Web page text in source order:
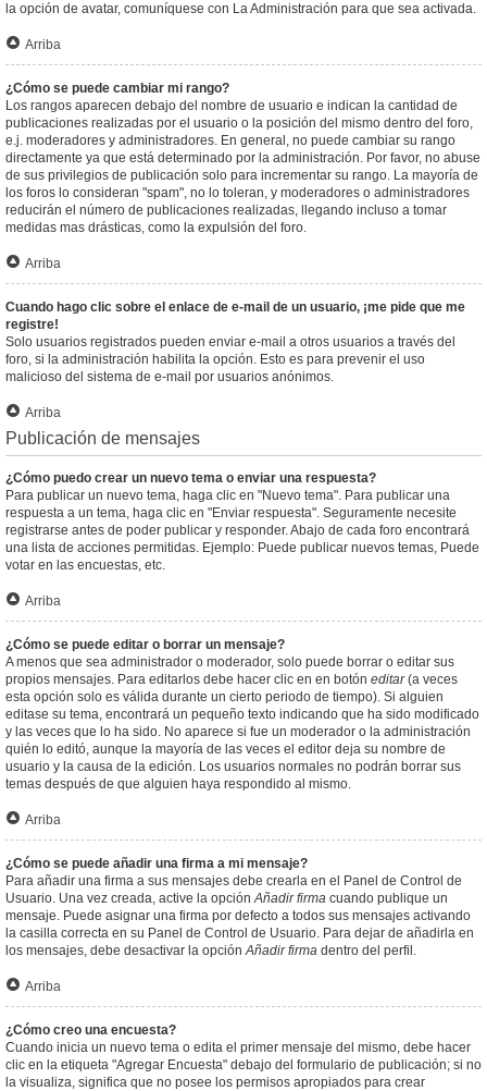
la opción de avatar, comuníquese con La Administración para que sea activada.
Arriba
¿Cómo se puede cambiar mi rango?
Los rangos aparecen debajo del nombre de usuario e indican la cantidad de
publicaciones realizadas por el usuario o la posición del mismo dentro del foro,
e.j. moderadores y administradores. En general, no puede cambiar su rango
directamente ya que está determinado por la administración. Por favor, no abuse
de sus privilegios de publicación solo para incrementar su rango. La mayoría de
los foros lo consideran "spam", no lo toleran, y moderadores o administradores
reducirán el número de publicaciones realizadas, llegando incluso a tomar
medidas mas drásticas, como la expulsión del foro.
Arriba
Cuando hago clic sobre el enlace de e-mail de un usuario, ¡me pide que me
registre!
Solo usuarios registrados pueden enviar e-mail a otros usuarios a través del
foro, si la administración habilita la opción. Esto es para prevenir el uso
malicioso del sistema de e-mail por usuarios anónimos.
Arriba
Publicación de mensajes
¿Cómo puedo crear un nuevo tema o enviar una respuesta?
Para publicar un nuevo tema, haga clic en "Nuevo tema". Para publicar una
respuesta a un tema, haga clic en "Enviar respuesta". Seguramente necesite
registrarse antes de poder publicar y responder. Abajo de cada foro encontrará
una lista de acciones permitidas. Ejemplo: Puede publicar nuevos temas, Puede
votar en las encuestas, etc.
Arriba
¿Cómo se puede editar o borrar un mensaje?
A menos que sea administrador o moderador, solo puede borrar o editar sus
propios mensajes. Para editarlos debe hacer clic en en botón editar(a veces
esta opción solo es válida durante un cierto periodo de tiempo). Si alguien
editase su tema, encontrará un pequeño texto indicando que ha sido modificado
y las veces que lo ha sido. No aparece si fue un moderador o la administración
quién lo editó, aunque la mayoría de las veces el editor deja su nombre de
usuario y la causa de la edición. Los usuarios normales no podrán borrar sus
temas después de que alguien haya respondido al mismo.
Arriba
¿Cómo se puede añadir una firma a mi mensaje?
Para añadir una firma a sus mensajes debe crearla en el Panel de Control de
Usuario. Una vez creada, active la opciónAñadir firma cuando publique un
mensaje. Puede asignar una firma por defecto a todos sus mensajes activando
la casilla correcta en su Panel de Control de Usuario. Para dejar de añadirla en
los mensajes, debe desactivar la opciónAñadir firma dentro del perfil.
Arriba
¿Cómo creo una encuesta?
Cuando inicia un nuevo tema o edita el primer mensaje del mismo, debe hacer
clic en la etiqueta "Agregar Encuesta" debajo del formulario de publicación; si no
la visualiza, significa que no posee los permisos apropiados para crear